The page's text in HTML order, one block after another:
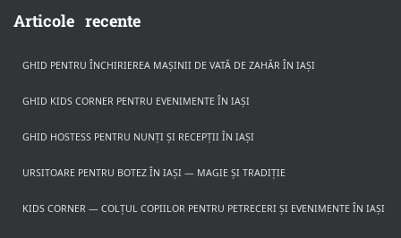
Articole recente
GHID PENTRU ÎNCHIRIEREA MAȘINII DE VATĂ DE ZAHĂR ÎN IAȘI
GHID KIDS CORNER PENTRU EVENIMENTE ÎN IAȘI
GHID HOSTESS PENTRU NUNȚI ȘI RECEPȚII ÎN IAȘI
URSITOARE PENTRU BOTEZ ÎN IAȘI — MAGIE ȘI TRADIȚIE
KIDS CORNER — COLȚUL COPIILOR PENTRU PETRECERI ȘI EVENIMENTE ÎN IAȘI
Rezerva pe WhatsApp